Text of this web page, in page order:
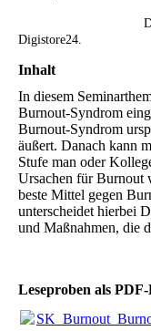
Digistore24.
Inhalt
In diesem
Burnout-Syndrom
Burnout-Syndrom
äußert. Danach kann
Stufe man oder
Ursachen für Burnout
beste Mittel gegen
unterscheidet hierbei
und Maßnahmen, die
Leseproben als